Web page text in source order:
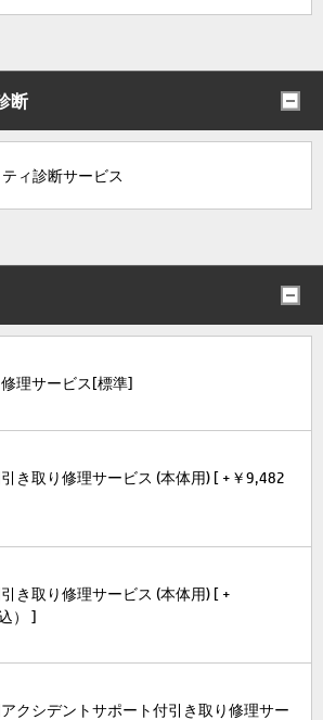
断
ティ診断サービス
理サービス[標準]
引き取り修理サービス (本体用) [ +￥9,482
引き取り修理サービス (本体用) [ +
） ]
アクシデントサポート付引き取り修理サー